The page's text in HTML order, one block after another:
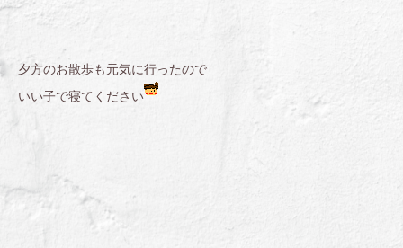
夕方のお散歩も元気に行ったので
いい子で寝てください